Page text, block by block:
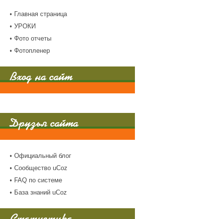
Главная страница
УРОКИ
Фото отчеты
Фотопленер
Вход на сайт
Друзья сайта
Официальный блог
Сообщество uCoz
FAQ по системе
База знаний uCoz